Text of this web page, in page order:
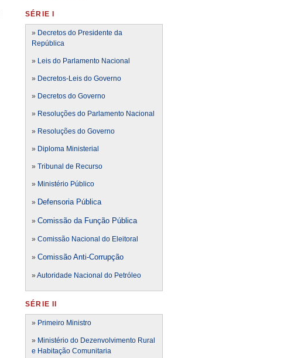
SÉRIE I
» Decretos do Presidente da
República
» Leis do Parlamento Nacional
» Decretos-Leis do Governo
» Decretos do Governo
» Resoluções do Parlamento Nacional
» Resoluções do Governo
» Diploma Ministerial
» Tribunal de Recurso
» Ministério Público
» Defensoria Pública
» Comissão da Função Pública
» Comissão Nacional do Eleitoral
» Comissão Anti-Corrupção
» Autoridade Nacional do Petróleo
SÉRIE II
» Primeiro Ministro
» Ministério do Dezenvolvimento Rural
e Habitação Comunitaria